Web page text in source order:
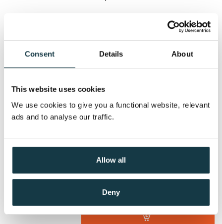
Consent Details About
This website uses cookies
We use cookies to give you a functional website, relevant
ads and to analyse our traffic.
Allow all
Deny
Frigjøringen
Amos Decker / David Baldacci
Pris 399,–
Sluttspill
Will Robie /David Baldacci
Nedlastbar lydbok